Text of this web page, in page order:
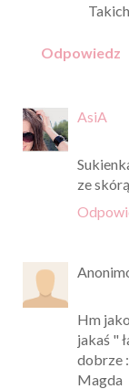
Odpowiedz
AsiA
ze
Hm
jakaś "
dobrze
Magda